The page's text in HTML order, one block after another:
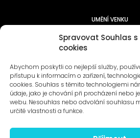
Spravovat Souhlas s
cookies
Abychom poskytli co nejlepší služby,
přístupu k informacím o zařízení,
cookies. Souhlas s těmito technologiemi
údaje, jako je chování při procházení nebo
webu. Nesouhlas nebo odvolání souhlasu
určité vlastnosti a funkce.
UMĚNÍ VENKU
Galerie ProLuka
O umění v Motole
Novinky na e-